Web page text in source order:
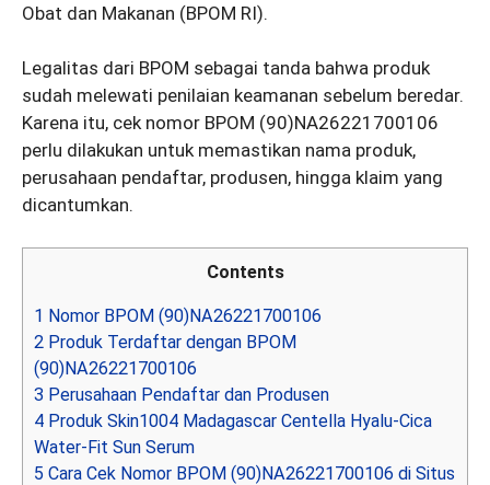
Obat dan Makanan (BPOM RI).
Legalitas dari BPOM sebagai tanda bahwa produk
sudah melewati penilaian keamanan sebelum beredar.
Karena itu, cek nomor BPOM (90)NA26221700106
perlu dilakukan untuk memastikan nama produk,
perusahaan pendaftar, produsen, hingga klaim yang
dicantumkan.
Contents
1 Nomor BPOM (90)NA26221700106
2 Produk Terdaftar dengan BPOM
(90)NA26221700106
3 Perusahaan Pendaftar dan Produsen
4 Produk Skin1004 Madagascar Centella Hyalu-Cica
Water-Fit Sun Serum
5 Cara Cek Nomor BPOM (90)NA26221700106 di Situs